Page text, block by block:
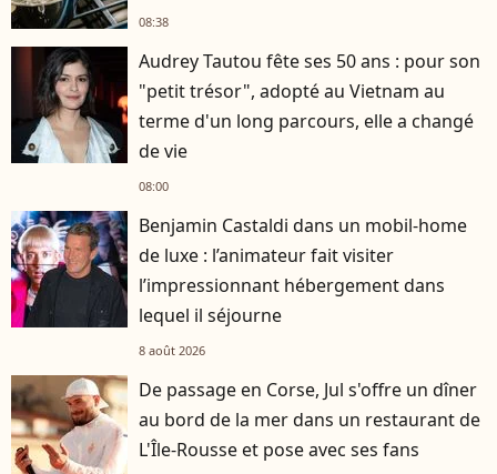
08:38
Audrey Tautou fête ses 50 ans : pour son
"petit trésor", adopté au Vietnam au
terme d'un long parcours, elle a changé
de vie
08:00
Benjamin Castaldi dans un mobil-home
de luxe : l’animateur fait visiter
l’impressionnant hébergement dans
lequel il séjourne
8 août 2026
De passage en Corse, Jul s'offre un dîner
au bord de la mer dans un restaurant de
L'Île-Rousse et pose avec ses fans